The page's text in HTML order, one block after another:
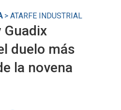
> ATARFE INDUSTRIAL
Guadix
duelo más
la novena